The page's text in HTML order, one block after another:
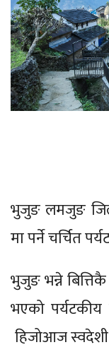
भुजुङ लमजुङ
मा पर्ने चर्चित
भुजुङ भन्ने
भएको
हिजोआज स्वदेशी